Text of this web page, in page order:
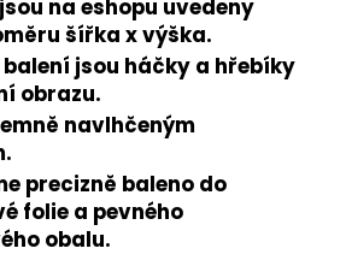
na eshopu uvedeny
šířka x výška.
jsou háčky a hřebíky
obrazu.
navlhčeným
precizně baleno do
folie a pevného
obalu.